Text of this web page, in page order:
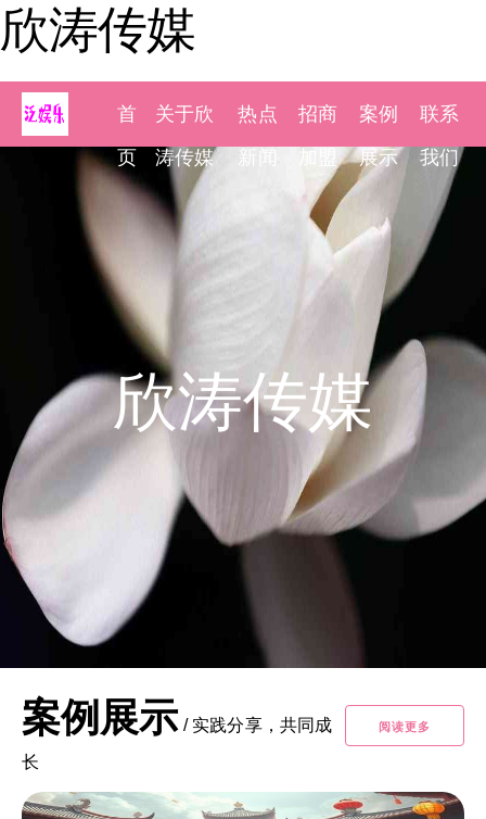
欣涛传媒
首
页
关于欣
涛传媒
热点
新闻
招商
加盟
案例
展示
联系
我们
欣涛传媒
案例展示 / 实践分享，共同成
长
阅读更多